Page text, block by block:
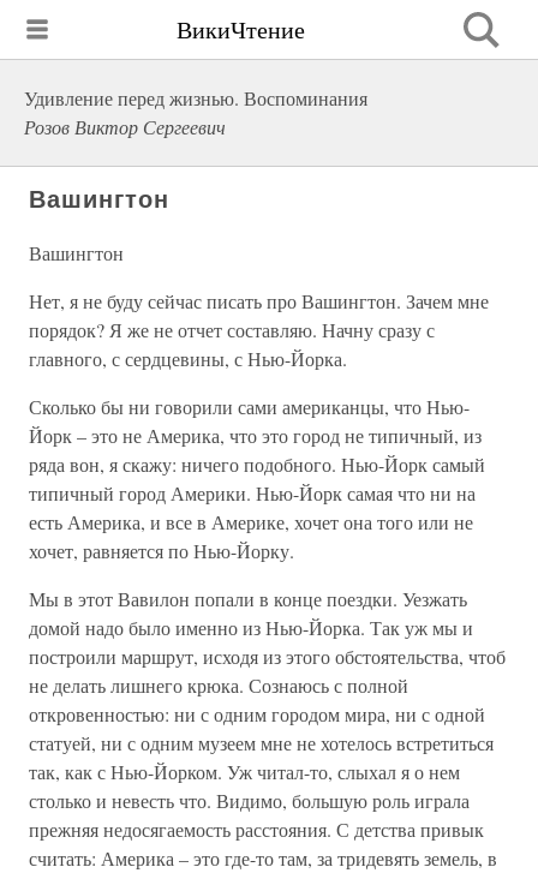
ВикиЧтение
Удивление перед жизнью. Воспоминания
Розов Виктор Сергеевич
Вашингтон
Вашингтон
Нет, я не буду сейчас писать про Вашингтон. Зачем мне
порядок? Я же не отчет составляю. Начну сразу с
главного, с сердцевины, с Нью-Йорка.
Сколько бы ни говорили сами американцы, что Нью-
Йорк – это не Америка, что это город не типичный, из
ряда вон, я скажу: ничего подобного. Нью-Йорк самый
типичный город Америки. Нью-Йорк самая что ни на
есть Америка, и все в Америке, хочет она того или не
хочет, равняется по Нью-Йорку.
Мы в этот Вавилон попали в конце поездки. Уезжать
домой надо было именно из Нью-Йорка. Так уж мы и
построили маршрут, исходя из этого обстоятельства, чтоб
не делать лишнего крюка. Сознаюсь с полной
откровенностью: ни с одним городом мира, ни с одной
статуей, ни с одним музеем мне не хотелось встретиться
так, как с Нью-Йорком. Уж читал-то, слыхал я о нем
столько и невесть что. Видимо, большую роль играла
прежняя недосягаемость расстояния. С детства привык
считать: Америка – это где-то там, за тридевять земель, в